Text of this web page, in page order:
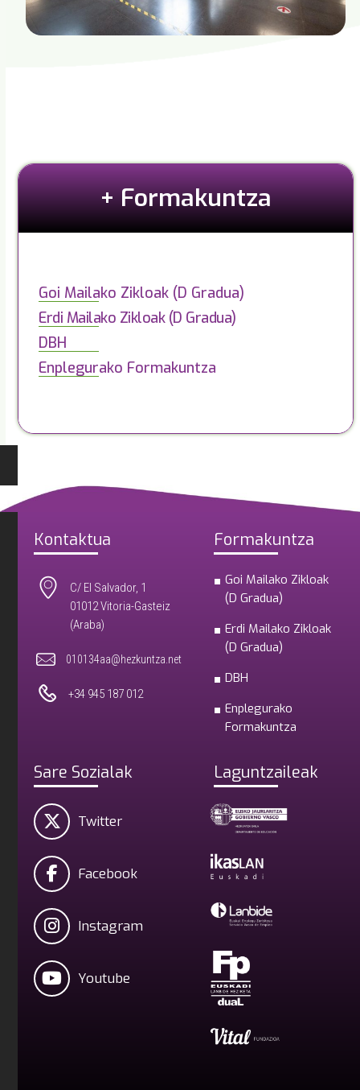
+ Formakuntza
Goi Mailako Zikloak (D Gradua)
Erdi Mailako Zikloak (D Gradua)
DBH
Enplegurako Formakuntza
Kontaktua
C/ El Salvador, 1
01012 Vitoria-Gasteiz
(Araba)
010134aa@hezkuntza.net
+34 945 187 012
Formakuntza
Goi Mailako Zikloak
(D Gradua)
Erdi Mailako Zikloak
(D Gradua)
DBH
Enplegurako
Formakuntza
Sare Sozialak
Twitter
Facebook
Instagram
Youtube
Laguntzaileak